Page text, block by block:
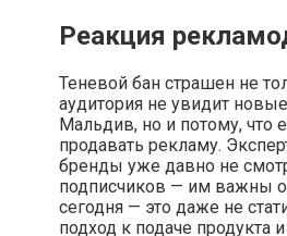
Реакция
Теневой бан страшен не
аудитория не увидит
Мальдив, но и потому, что
продавать рекламу.
бренды уже давно не
подписчиков — им важны
сегодня — это даже не
подход к подаче продукта